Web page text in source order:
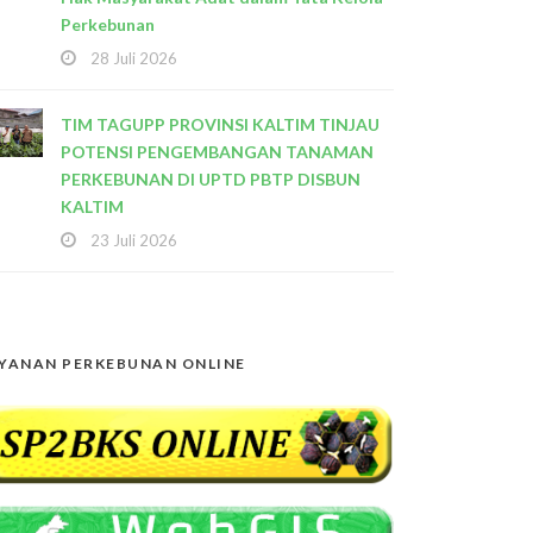
Perkebunan
28 Juli 2026
TIM TAGUPP PROVINSI KALTIM TINJAU
POTENSI PENGEMBANGAN TANAMAN
PERKEBUNAN DI UPTD PBTP DISBUN
KALTIM
23 Juli 2026
PERKEBUNAN ONLINE